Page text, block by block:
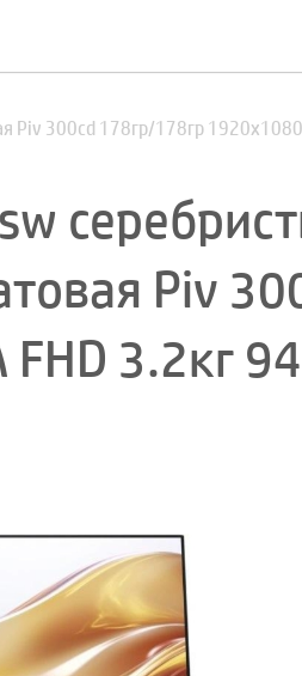
Piv 300cd 178гр/178гр 1920x1080
Piv
3.2кг